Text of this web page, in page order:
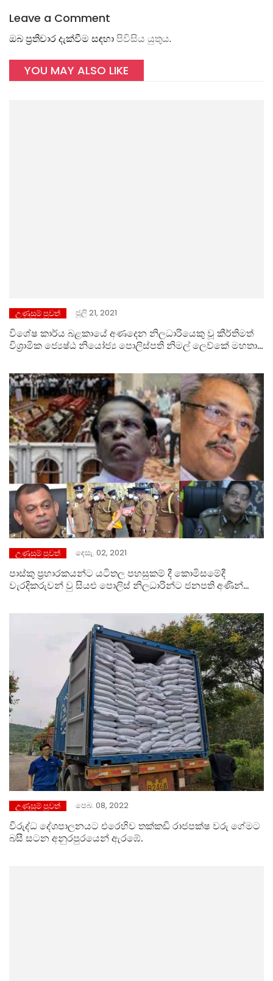
Leave a Comment
ඔබ ප්‍රතිචාර දැක්වීම සඳහාපිවිසිය යුතුය.
YOU MAY ALSO LIKE
උණුසුම් පුවත් ජූලි 21, 2021
විශේෂ කාර්ය බළකායේ අණදෙන නිලධාරියෙකු වූ කීර්තිමත්
විශ්‍රාමික ජ්‍යෙෂ්ඨ නියෝජ්‍ය පොලිස්පති නිමල් ලෙව්කේ මහතා
උණුසුම් පුවත් දෙසැ. 02, 2021
පාස්කු ප්‍රහාරකයන්ට යටිතල පහසුකම් දී කොමිසමේදී
වැරදිකරුවන් වු සියළු පොලිස් නිලධාරින්ට ජනපති අණින්
උණුසුම් පුවත් පෙබ. 08, 2022
විරුද්ධ දේශපාලනයට එරෙහිව තක්කඩි රාජපක්ෂ වරු ගේම⁣ට
බසී සටන අනුරපුරයෙන් ඇරඹේ.